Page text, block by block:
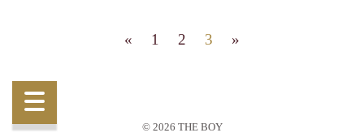
« 1 2 3 »
© 2026 THE BOY